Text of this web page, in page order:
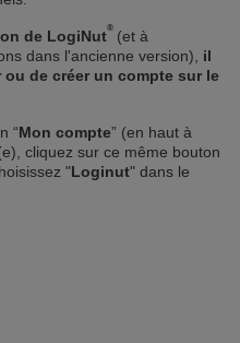
de LogiNut® (et à
dans l'ancienne version), il
de créer un compte sur le
“Mon compte” (en haut à
cliquez sur ce même bouton
"Loginut" dans le